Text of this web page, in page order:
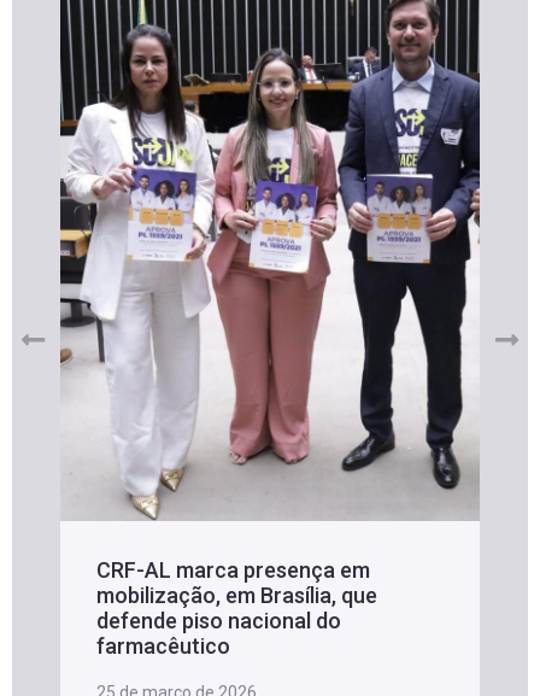
CRF-AL marca presença em
mobilização, em Brasília, que
defende piso nacional do
farmacêutico